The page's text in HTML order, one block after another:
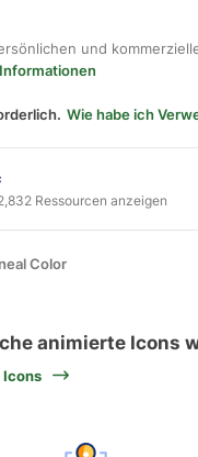
und
Wie habe ich
Ressourcen anzeigen
Color
animierte Icons
Icons